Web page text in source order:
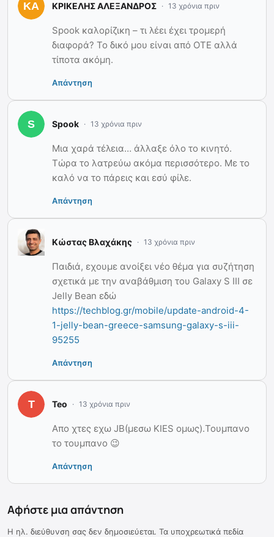
ΚΡΙΚΕΛΗΣ ΑΛΕΞΑΝΔΡΟΣ 13 χρόνια πριν
Spook καλορίζικη – τι λέει έχει τρομερή
διαφορά? Το δικό μου είναι από ΟΤΕ αλλά
τίποτα ακόμη.
Απάντηση
Spook 13 χρόνια πριν
Μια χαρά τέλεια… άλλαξε όλο το κινητό.
Τώρα το λατρεύω ακόμα περισσότερο. Με το
καλό να το πάρεις και εσύ φίλε.
Απάντηση
Κώστας Βλαχάκης 13 χρόνια πριν
Παιδιά, εχουμε ανοίξει νέο θέμα για συζήτηση
σχετικά με την αναβάθμιση του Galaxy S III σε
Jelly Bean εδώ
https://techblog.gr/mobile/update-android-4-
1-jelly-bean-greece-samsung-galaxy-s-iii-
95255
Απάντηση
Teo 13 χρόνια πριν
Απο χτες εχω JB(μεσω KIES ομως).Τουμπανο
το τουμπανο 😉
Απάντηση
Αφήστε μια απάντηση
Η ηλ. διεύθυνση σας δεν δημοσιεύεται. Τα υποχρεωτικά πεδία